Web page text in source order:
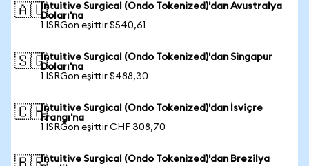
🇦🇺Intuitive Surgical (Ondo Tokenized)'dan Avustralya
Doları'na
1 ISRGon eşittir $540,61
🇸🇬Intuitive Surgical (Ondo Tokenized)'dan Singapur
Doları'na
1 ISRGon eşittir $488,30
🇨🇭Intuitive Surgical (Ondo Tokenized)'dan İsviçre
Frangı'na
1 ISRGon eşittir CHF 308,70
Intuitive Surgical (Ondo Tokenized)'dan Brezilya